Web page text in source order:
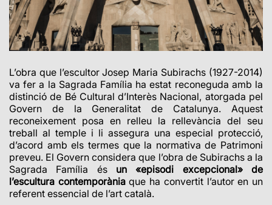
L’obra que l’escultor Josep Maria Subirachs (1927-2014)
va fer a la Sagrada Família ha estat reconeguda amb la
distinció de Bé Cultural d’Interès Nacional, atorgada pel
Govern de la Generalitat de Catalunya. Aquest
reconeixement posa en relleu la rellevància del seu
treball al temple i li assegura una especial protecció,
d’acord amb els termes que la normativa de Patrimoni
preveu. El Govern considera que l’obra de Subirachs a la
Sagrada Família és un «episodi excepcional» de
l’escultura contemporàniaque ha convertit l’autor en un
referent essencial de l’art català.